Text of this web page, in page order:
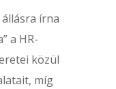
írna
a HR-
közül
míg